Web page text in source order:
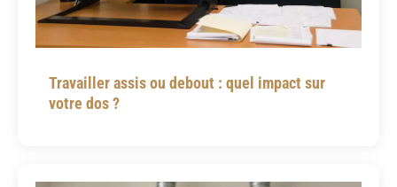
Travailler assis ou debout : quel impact sur
votre dos ?